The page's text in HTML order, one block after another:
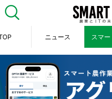
ニュース スマ